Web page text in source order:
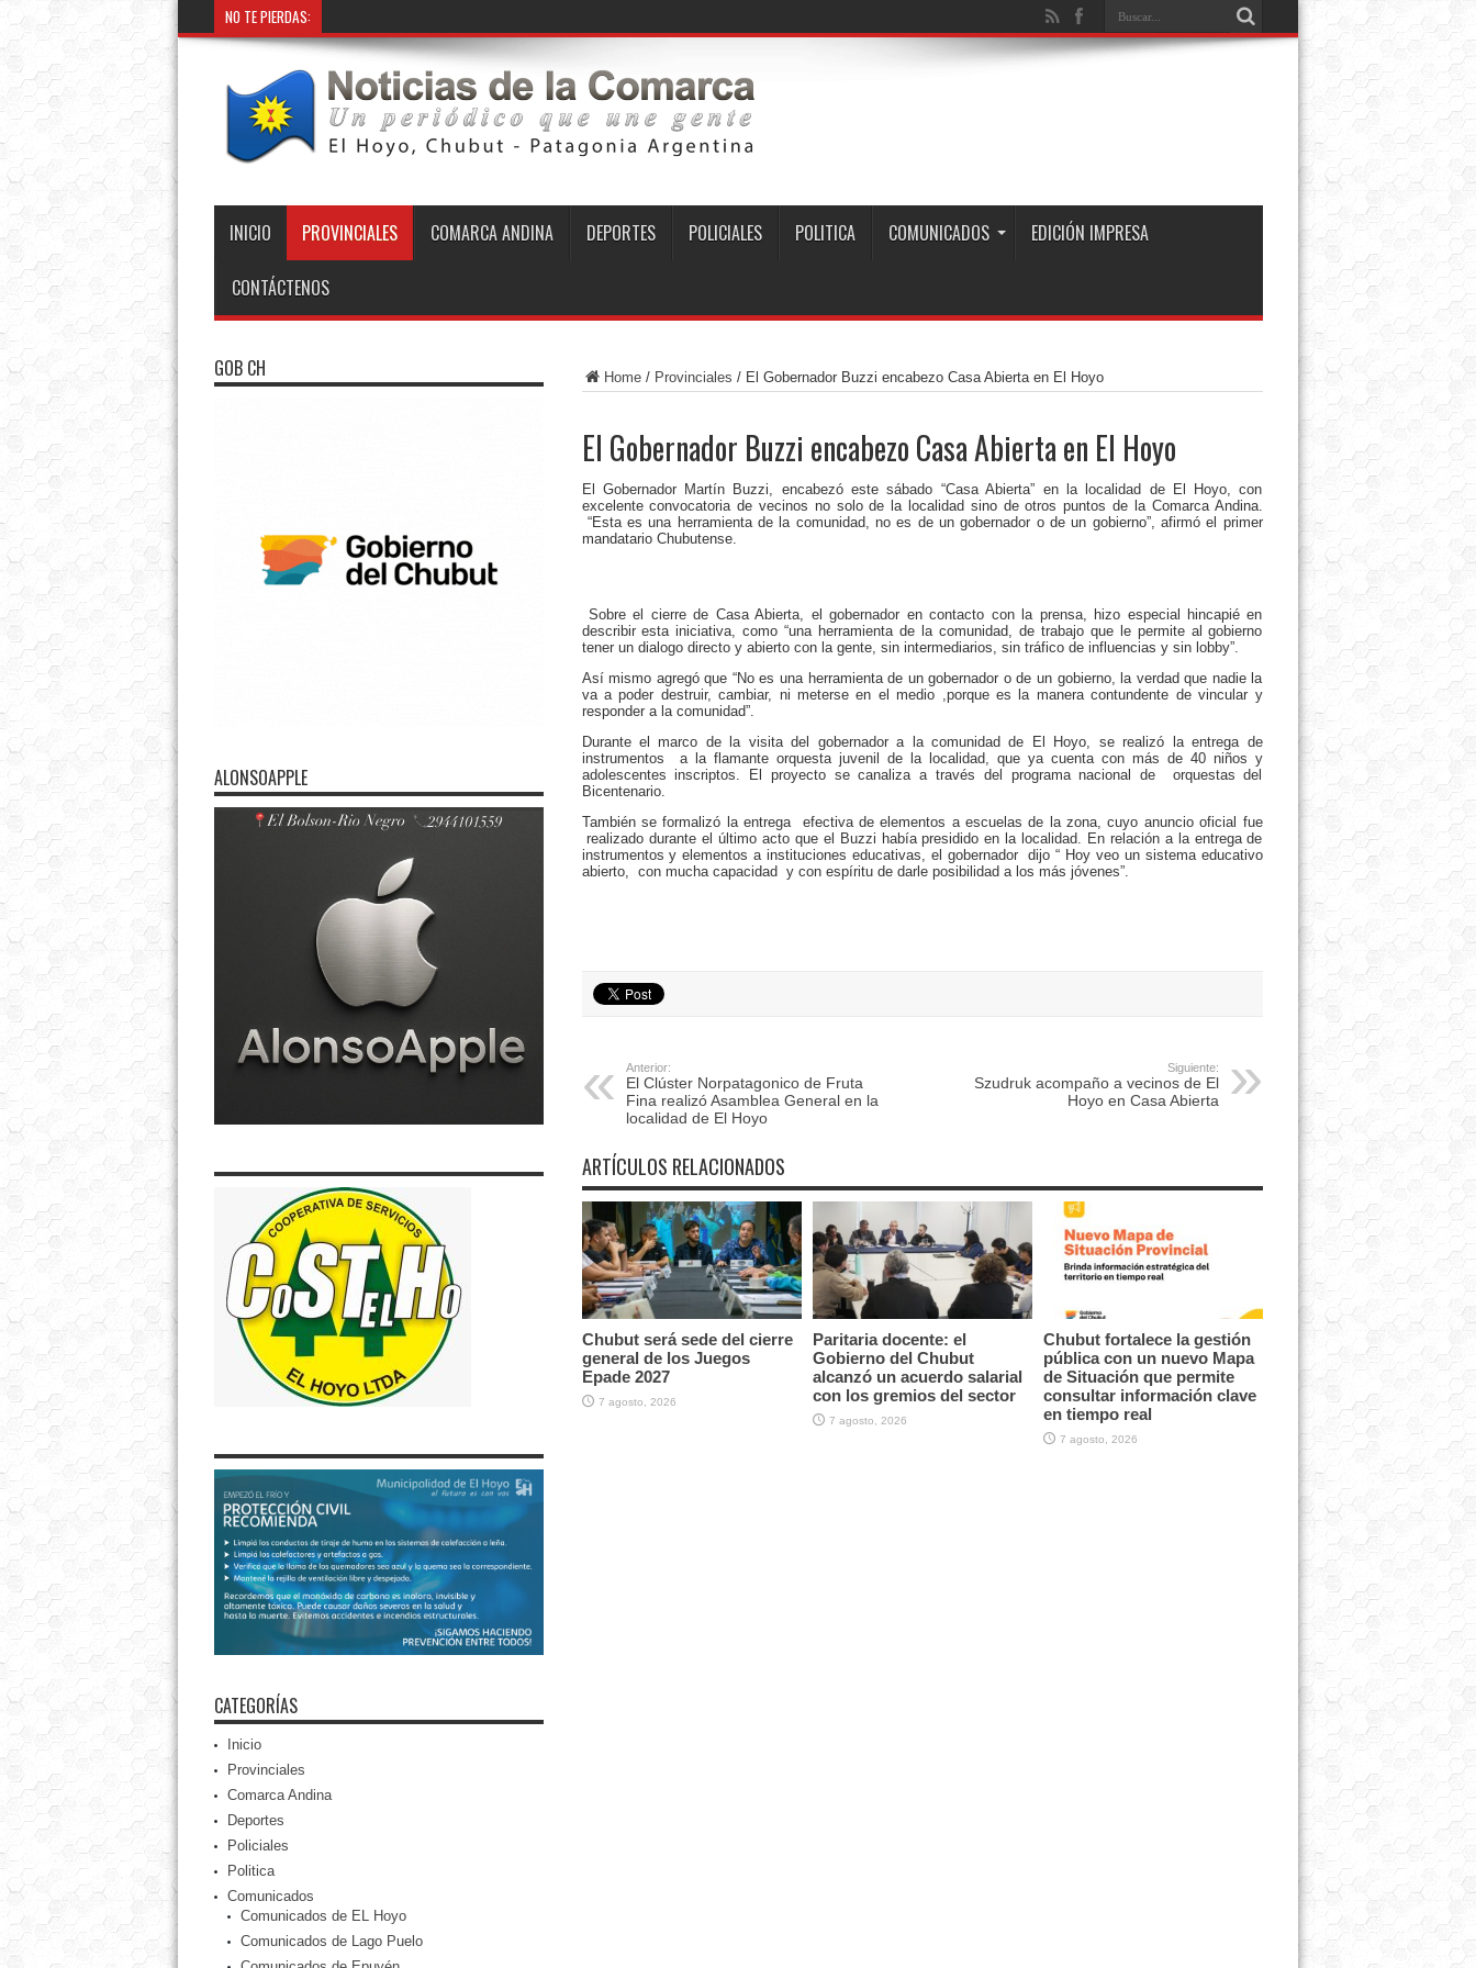
NO TE PIERDAS:
INICIO PROVINCIALES COMARCA ANDINA DEPORTES POLICIALES POLITICA COMUNICADOS EDICIÓN IMPRESA
CONTÁCTENOS
Home/ Provinciales / El Gobernador Buzzi encabezo Casa Abierta en El Hoyo
El Gobernador Buzzi encabezo Casa Abierta en El Hoyo
El Gobernador Martín Buzzi, encabezó este sábado “Casa Abierta” en la localidad de El Hoyo, con
excelente convocatoria de vecinos no solo de la localidad sino de otros puntos de la Comarca Andina.
“Esta es una herramienta de la comunidad, no es de un gobernador o de un gobierno”, afirmó el primer
mandatario Chubutense.
Sobre el cierre de Casa Abierta, el gobernador en contacto con la prensa, hizo especial hincapié en
describir esta iniciativa, como “una herramienta de la comunidad, de trabajo que le permite al gobierno
tener un dialogo directo y abierto con la gente, sin intermediarios, sin tráfico de influencias y sin lobby”.
Así mismo agregó que “No es una herramienta de un gobernador o de un gobierno, la verdad que nadie la
va a poder destruir, cambiar, ni meterse en el medio ,porque es la manera contundente de vincular y
responder a la comunidad”.
Durante el marco de la visita del gobernador a la comunidad de El Hoyo, se realizó la entrega de
instrumentos a la flamante orquesta juvenil de la localidad, que ya cuenta con más de 40 niños y
adolescentes inscriptos. El proyecto se canaliza a través del programa nacional de orquestas del
Bicentenario.
También se formalizó la entrega efectiva de elementos a escuelas de la zona, cuyo anuncio oficial fue
realizado durante el último acto que el Buzzi había presidido en la localidad. En relación a la entrega de
instrumentos y elementos a instituciones educativas, el gobernador dijo “ Hoy veo un sistema educativo
abierto, con mucha capacidad y con espíritu de darle posibilidad a los más jóvenes”.
Anterior:
El Clúster Norpatagonico de Fruta
Fina realizó Asamblea General en la
localidad de El Hoyo
Siguiente:
Szudruk acompaño a vecinos de El
Hoyo en Casa Abierta
ARTÍCULOS RELACIONADOS
Chubut será sede del cierre
general de los Juegos
Epade 2027
7 agosto, 2026
Paritaria docente: el
Gobierno del Chubut
alcanzó un acuerdo salarial
con los gremios del sector
7 agosto, 2026
Chubut fortalece la gestión
pública con un nuevo Mapa
de Situación que permite
consultar información clave
en tiempo real
7 agosto, 2026
GOB CH
ALONSOAPPLE
CATEGORÍAS
Inicio
Provinciales
Comarca Andina
Deportes
Policiales
Politica
Comunicados
Comunicados de EL Hoyo
Comunicados de Lago Puelo